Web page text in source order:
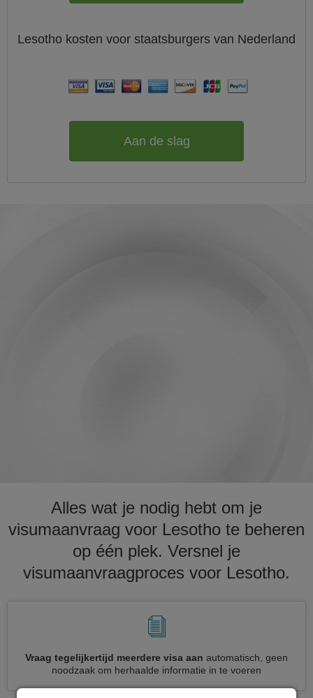
Lesotho kosten voor staatsburgers van Nederland
Aan de slag
Alles wat je nodig hebt om je
visumaanvraag voor Lesotho te beheren
op één plek. Versnel je
visumaanvraagproces voor Lesotho.
Vraag tegelijkertijd meerdere visa aan automatisch, geen
noodzaak om herhaalde informatie in te voeren